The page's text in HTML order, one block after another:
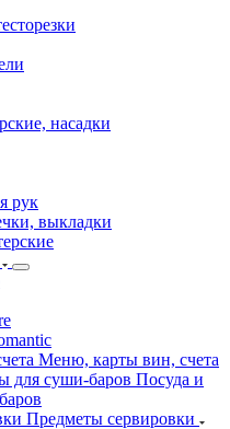
насадки
рук
выкладки
Меню, карты вин, счета
Посуда и
Предметы сервировки